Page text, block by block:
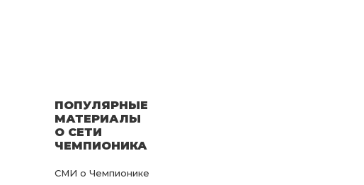
ПОПУЛЯРНЫЕ
МАТЕРИАЛЫ
О СЕТИ
ЧЕМПИОНИКА
СМИ о Чемпионике